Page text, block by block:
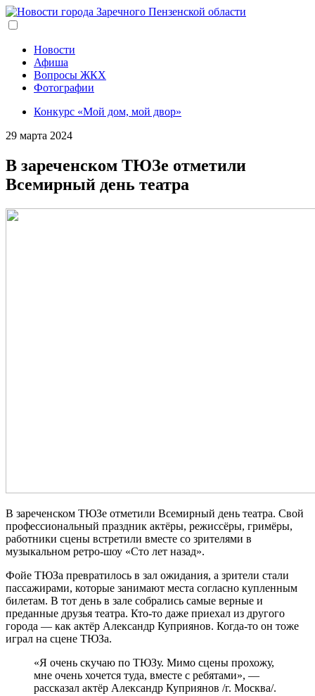
Перейти
к
содержанию
Новости
Афиша
Вопросы ЖКХ
Фотографии
Конкурс «Мой дом, мой двор»
29 марта 2024
В зареченском ТЮЗе отметили
Всемирный день театра
В зареченском ТЮЗе отметили Всемирный день театра. Свой
профессиональный праздник актёры, режиссёры, гримёры,
работники сцены встретили вместе со зрителями в
музыкальном ретро-шоу «Сто лет назад».
Фойе ТЮЗа превратилось в зал ожидания, а зрители стали
пассажирами, которые занимают места согласно купленным
билетам. В тот день в зале собрались самые верные и
преданные друзья театра. Кто-то даже приехал из другого
города — как актёр Александр Куприянов. Когда-то он тоже
играл на сцене ТЮЗа.
«Я очень скучаю по ТЮЗу. Мимо сцены прохожу,
мне очень хочется туда, вместе с ребятами», —
рассказал актёр Александр Куприянов /г. Москва/.